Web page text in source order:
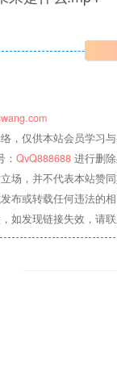
，仅供本站会员学习与
QvQ888688 进行删除
场，并不代表本站赞同
布或转载任何违法的
如发现链接失效，请